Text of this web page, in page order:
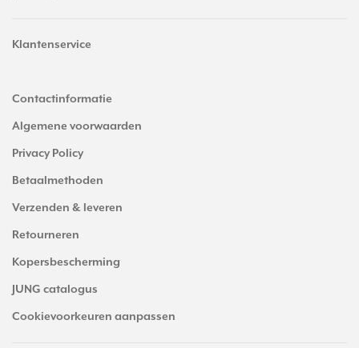
Klantenservice
Contactinformatie
Algemene voorwaarden
Privacy Policy
Betaalmethoden
Verzenden & leveren
Retourneren
Kopersbescherming
JUNG catalogus
Cookievoorkeuren aanpassen